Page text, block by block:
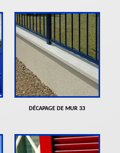
DÉCAPAGE DE MUR 33